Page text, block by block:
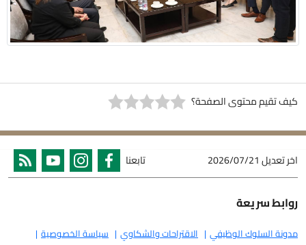
كيف تقيم محتوى الصفحة؟
اخر تعديل2026/07/21 تابعنا
روابط سريعة
مدونة السلوك الوظيفي الاقتراحات والشكاوي
سياسة الخصوصية